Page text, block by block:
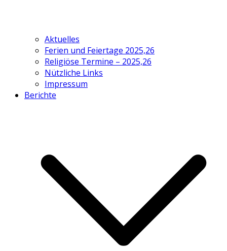
Aktuelles
Ferien und Feiertage 2025,26
Religiöse Termine – 2025,26
Nützliche Links
Impressum
Berichte